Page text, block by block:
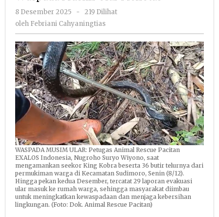
Waspada
Musim
Ular
Menetas
8 Desember 2025
oleh
Febriani
Cahyaningtias
-
219 Dilihat
oleh Febriani Cahyaningtias
WASPADA MUSIM ULAR: Petugas Animal Rescue Pacitan
EXALOS Indonesia, Nugroho Suryo Wiyono, saat
mengamankan seekor King Kobra beserta 36 butir telurnya dari
permukiman warga di Kecamatan Sudimoro, Senin (8/12).
Hingga pekan kedua Desember, tercatat 29 laporan evakuasi
ular masuk ke rumah warga, sehingga masyarakat diimbau
untuk meningkatkan kewaspadaan dan menjaga kebersihan
lingkungan. (Foto: Dok. Animal Rescue Pacitan)